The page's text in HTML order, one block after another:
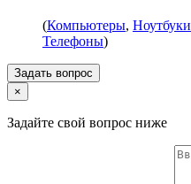
(Компьютеры, Ноутбуки
Телефоны)
Задать вопрос
×
Задайте свой вопрос ниже